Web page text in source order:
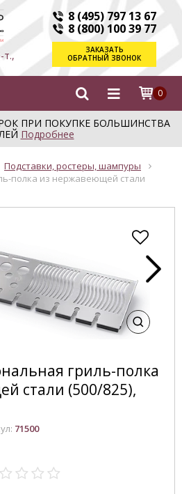
т.,
8 (495) 797 13 67
8 (800) 100 39 77
ЗАКАЗАТЬ
ОБРАТНЫЙ ЗВОНОК
0
ПРИ ПОКУПКЕ БОЛЬШИНСТВА
Подробнее
Подставки, ростеры, шампуры
полка из нержавеющей стали
гриль-полка
стали (500/825),
71500